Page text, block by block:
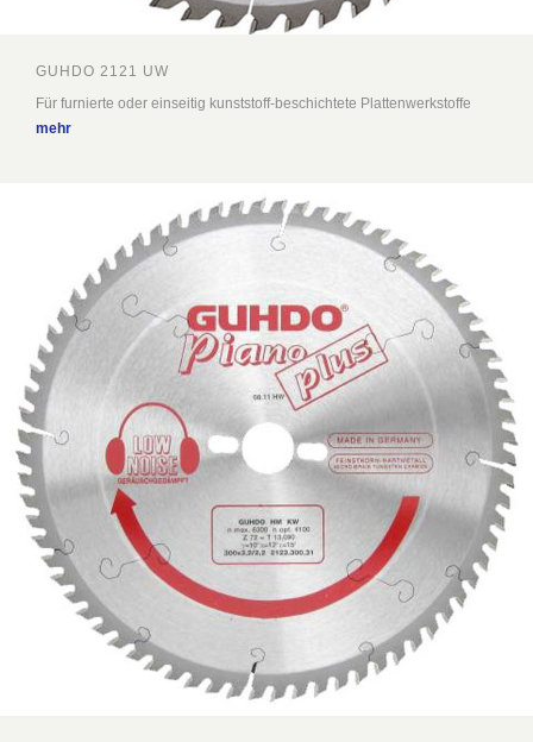
GUHDO 2121 UW
Für furnierte oder einseitig kunststoff-beschichtete Plattenwerkstoffe
mehr